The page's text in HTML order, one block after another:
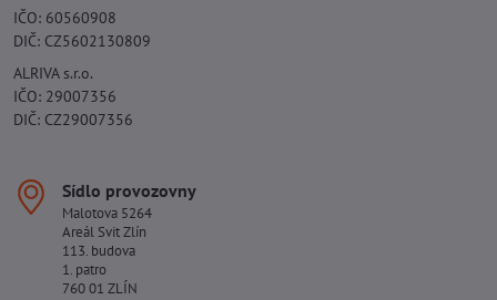
IČO: 60560908
DIČ: CZ5602130809
ALRIVA s.r.o.
IČO: 29007356
DIČ: CZ29007356
Sídlo provozovny
Malotova 5264
Areál Svit Zlín
113. budova
1. patro
760 01 ZLÍN